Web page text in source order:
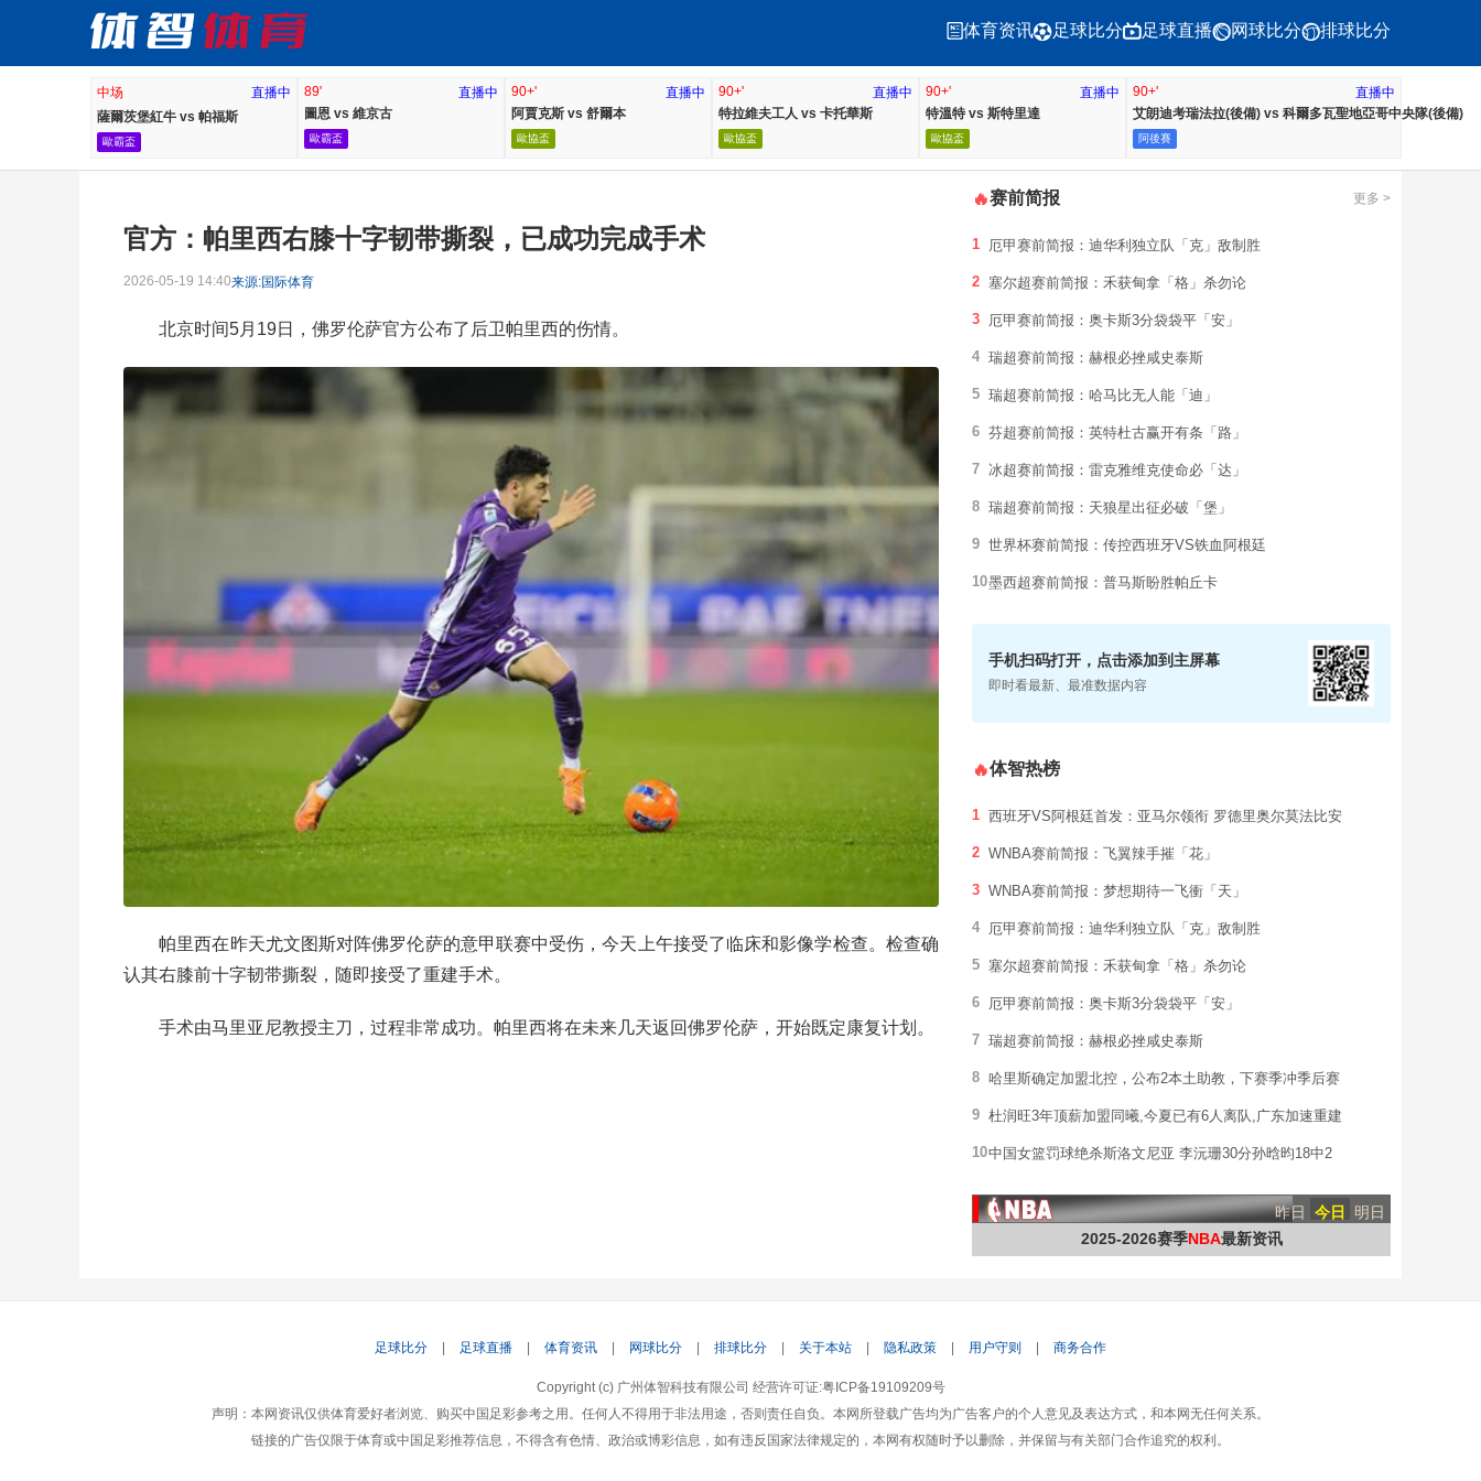
体育资讯 足球比分 足球直播 网球比分 排球比分
中场
直播中
薩爾茨堡紅牛 vs 帕福斯
歐霸盃
89'
直播中
圖恩 vs 維京古
歐霸盃
90+'
直播中
阿賈克斯 vs 舒爾本
歐協盃
90+'
直播中
特拉維夫工人 vs 卡托華斯
歐協盃
90+'
直播中
特溫特 vs 斯特里達
歐協盃
90+'
直播中
艾朗迪考瑞法拉(後備) vs 科爾多瓦聖地亞哥中央隊(後備)
阿後賽
官方：帕里西右膝十字韧带撕裂，已成功完成手术
2026-05-19 14:40来源:国际体育
北京时间5月19日，佛罗伦萨官方公布了后卫帕里西的伤情。
帕里西在昨天尤文图斯对阵佛罗伦萨的意甲联赛中受伤，今天上午接受了临床和影像学检查。检查确
认其右膝前十字韧带撕裂，随即接受了重建手术。
手术由马里亚尼教授主刀，过程非常成功。帕里西将在未来几天返回佛罗伦萨，开始既定康复计划。
🔥赛前简报 更多 >
1 厄甲赛前简报：迪华利独立队「克」敌制胜
2 塞尔超赛前简报：禾获甸拿「格」杀勿论
3 厄甲赛前简报：奥卡斯3分袋袋平「安」
4 瑞超赛前简报：赫根必挫咸史泰斯
5 瑞超赛前简报：哈马比无人能「迪」
6 芬超赛前简报：英特杜古赢开有条「路」
7 冰超赛前简报：雷克雅维克使命必「达」
8 瑞超赛前简报：天狼星出征必破「堡」
9 世界杯赛前简报：传控西班牙VS铁血阿根廷
10墨西超赛前简报：普马斯盼胜帕丘卡
手机扫码打开，点击添加到主屏幕
即时看最新、最准数据内容
🔥体智热榜
1 西班牙VS阿根廷首发：亚马尔领衔 罗德里奥尔莫法比安
2 WNBA赛前简报：飞翼辣手摧「花」
3 WNBA赛前简报：梦想期待一飞衝「天」
4 厄甲赛前简报：迪华利独立队「克」敌制胜
5 塞尔超赛前简报：禾获甸拿「格」杀勿论
6 厄甲赛前简报：奥卡斯3分袋袋平「安」
7 瑞超赛前简报：赫根必挫咸史泰斯
8 哈里斯确定加盟北控，公布2本土助教，下赛季冲季后赛
9 杜润旺3年顶薪加盟同曦,今夏已有6人离队,广东加速重建
10中国女篮罚球绝杀斯洛文尼亚 李沅珊30分孙晗昀18中2
昨日 今日
明日
2025-2026赛季NBA最新资讯
足球比分 足球直播 体育资讯 网球比分 排球比分 关于本站 隐私政策 用户守则 商务合作
Copyright (c) 广州体智科技有限公司 经营许可证:粤ICP备19109209号
声明：本网资讯仅供体育爱好者浏览、购买中国足彩参考之用。任何人不得用于非法用途，否则责任自负。本网所登载广告均为广告客户的个人意见及表达方式，和本网无任何关系。
链接的广告仅限于体育或中国足彩推荐信息，不得含有色情、政治或博彩信息，如有违反国家法律规定的，本网有权随时予以删除，并保留与有关部门合作追究的权利。